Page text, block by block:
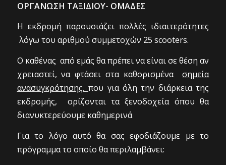
ΟΡΓΑΝΩΣΗ ΤΑΞΙΔΙΟΥ- ΟΜΑΔΕΣ
Η εκδρομή παρουσιάζει πολλές ιδιαιτερότητες
λόγω του αριθμού συμμετοχών 25 scooters.
Ο καθένας από εμάς θα πρέπει να είναι σε θέση αν
χρειαστεί, να φτάσει στα καθορισμένασημεία
ανασυγκρότησης,που για όλη την διάρκεια της
εκδρομής, ορίζονται τα ξενοδοχεία όπου θα
διανυκτερεύουμε καθημερινά
Για το λόγο αυτό θα σας εφοδιάζουμε με το
πρόγραμμα το οποίο θα περιλαμβάνει: